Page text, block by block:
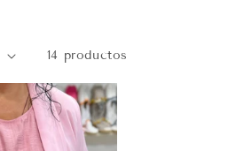
14 productos